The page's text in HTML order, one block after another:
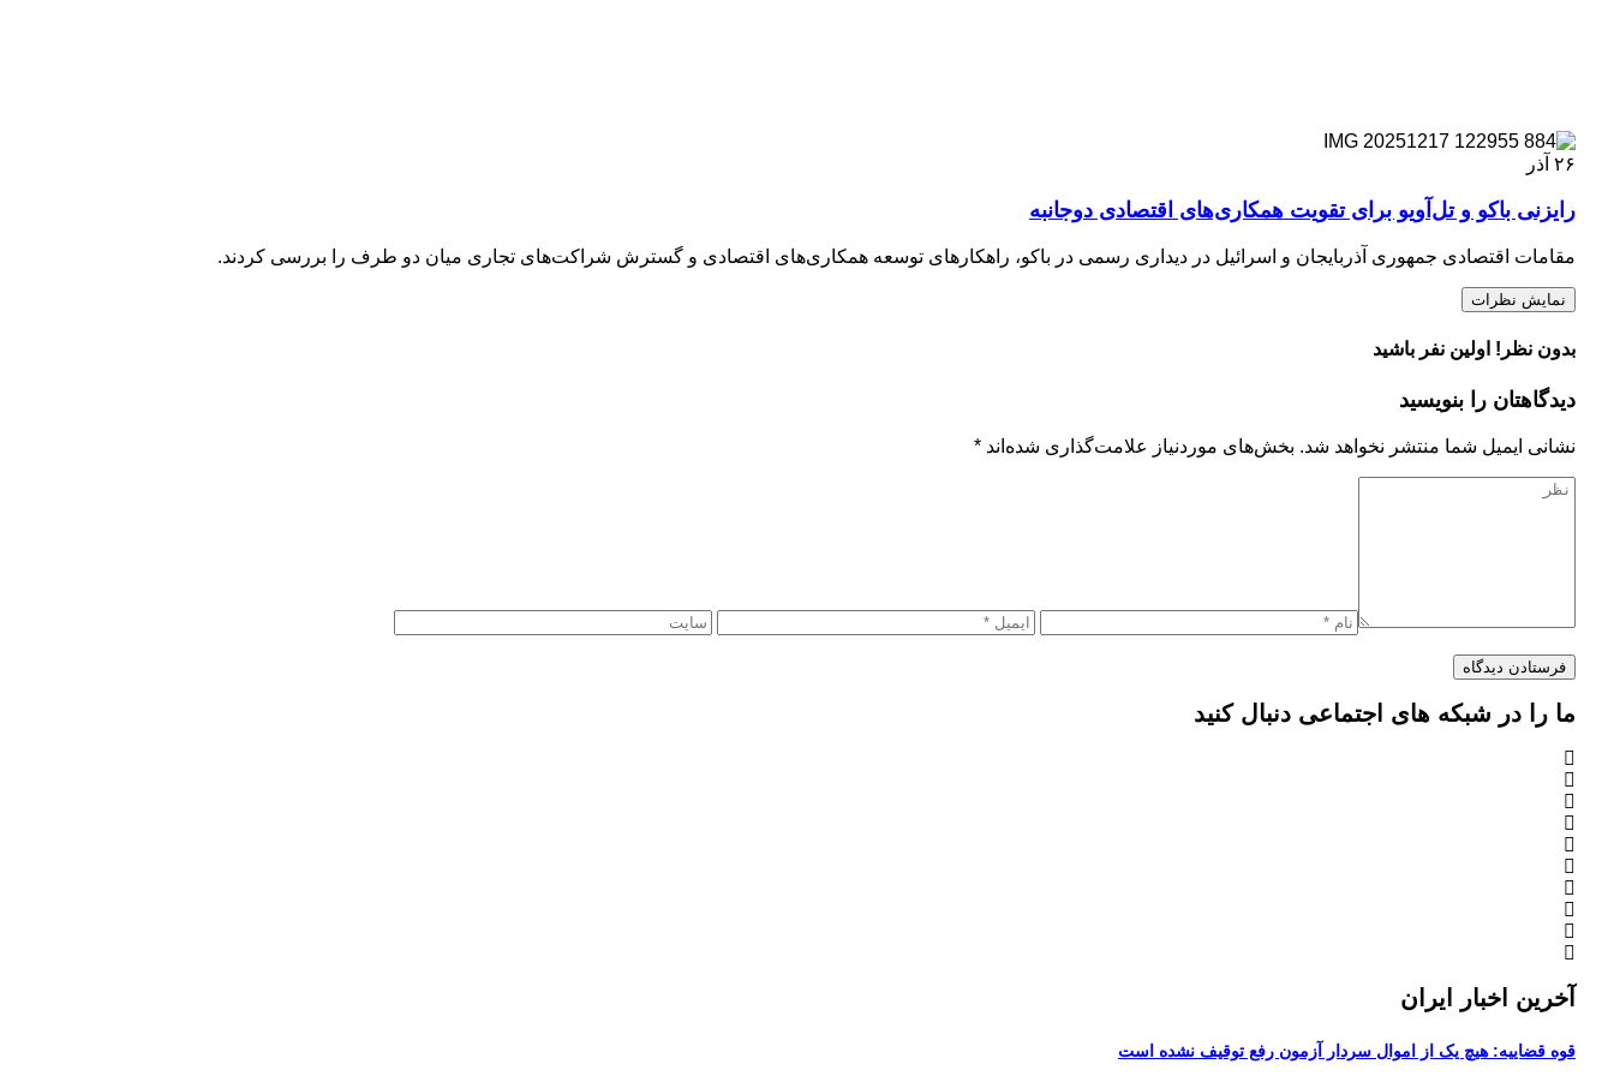
۲۶ آذر
رایزنی باکو و تل‌آویو برای تقویت همکاری‌های اقتصادی دوجانبه
مقامات اقتصادی جمهوری آذربایجان و اسرائیل در دیداری رسمی در باکو، راهکارهای توسعه همکاری‌های اقتصادی و گسترش شراکت‌های تجاری میان دو طرف را بررسی کردند.
نمایش نظرات
بدون نظر! اولین نفر باشید
دیدگاهتان را بنویسید
نشانی ایمیل شما منتشر نخواهد شد. بخش‌های موردنیاز علامت‌گذاری شده‌اند *
ما را در شبکه های اجتماعی دنبال کنید
آخرین اخبار ایران
قوه قضاییه: هیچ یک از اموال سردار آزمون رفع توقیف نشده است